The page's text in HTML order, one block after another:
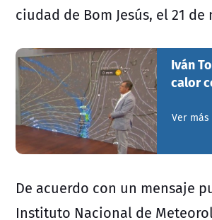
ciudad de Bom Jesús, el21 de
Iván
calor
Ver más
De acuerdo con un mensaje
Instituto Nacional de